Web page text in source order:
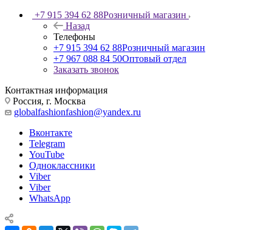
+7 915 394 62 88Розничный магазин
Назад
Телефоны
+7 915 394 62 88Розничный магазин
+7 967 088 84 50Оптовый отдел
Заказать звонок
Контактная информация
Россия, г. Москва
globalfashionfashion@yandex.ru
Вконтакте
Telegram
YouTube
Одноклассники
Viber
Viber
WhatsApp